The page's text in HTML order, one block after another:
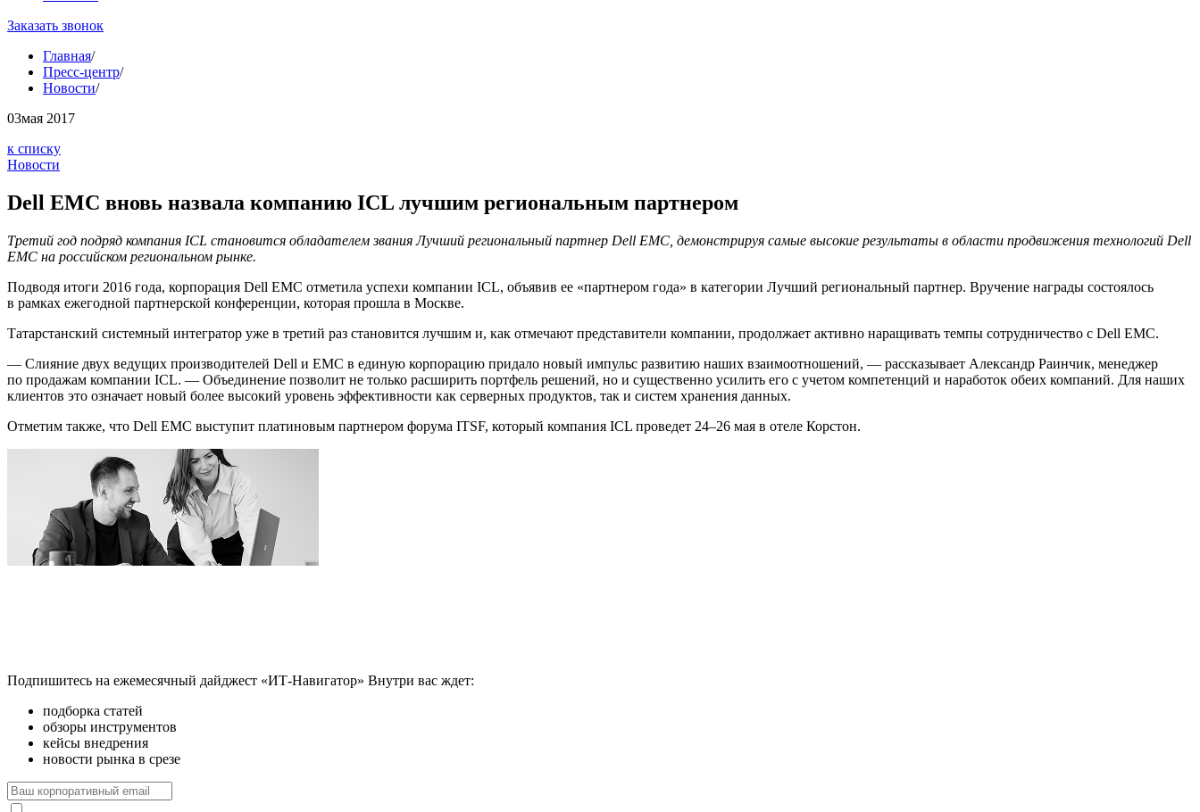
Заказать звонок
Главная/
Пресс-центр/
Новости/
03мая 2017
к списку
Новости
Dell EMC вновь назвала компанию ICL лучшим региональным партнером
Третий год подряд компания ICL становится обладателем звания Лучший региональный партнер Dell EMC, демонстрируя самые высокие результаты в области продвижения технологий Dell
EMC на российском региональном рынке.
Подводя итоги 2016 года, корпорация Dell EMC отметила успехи компании ICL, объявив ее «партнером года» в категории Лучший региональный партнер. Вручение награды состоялось
в рамках ежегодной партнерской конференции, которая прошла в Москве.
Татарстанский системный интегратор уже в третий раз становится лучшим и, как отмечают представители компании, продолжает активно наращивать темпы сотрудничество с Dell EMC.
— Слияние двух ведущих производителей Dell и EMC в единую корпорацию придало новый импульс развитию наших взаимоотношений, — рассказывает Александр Раинчик, менеджер
по продажам компании ICL. — Объединение позволит не только расширить портфель решений, но и существенно усилить его с учетом компетенций и наработок обеих компаний. Для наших
клиентов это означает новый более высокий уровень эффективности как серверных продуктов, так и систем хранения данных.
Отметим также, что Dell EMC выступит платиновым партнером форума ITSF, который компания ICL проведет 24–26 мая в отеле Корстон.
Подпишитесь на ежемесячный дайджест «ИТ-Навигатор» Внутри вас ждет:
подборка статей
обзоры инструментов
кейсы внедрения
новости рынка в срезе